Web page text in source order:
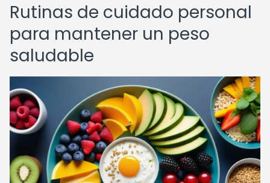
Rutinas de cuidado personal
para mantener un peso
saludable